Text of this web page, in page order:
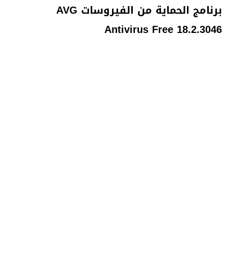
برنامج الحماية من الفيروسات AVG
Antivirus Free 18.2.3046